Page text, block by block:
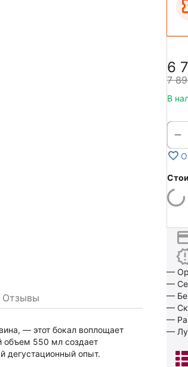
6
7
В
−
—
—
—
—
—
—
Отзывы
— этот бокал воплощает
объем 550 мл создает
дегустационный опыт.